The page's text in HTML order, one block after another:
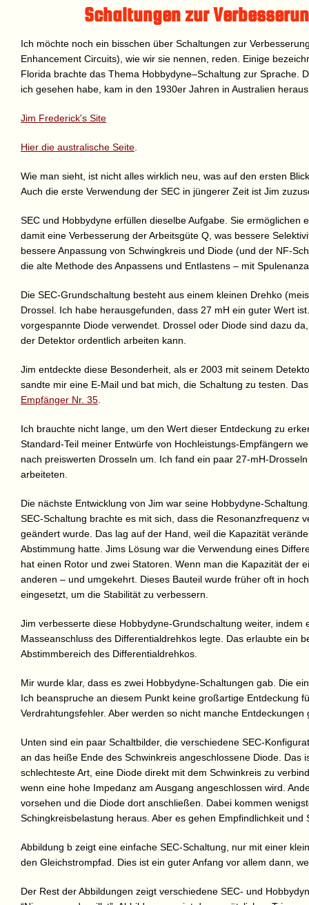
Schaltungen zur
Ich möchte noch ein bisschen über Schaltungen zur
Enhancement Circuits), wie wir sie nennen, reden. Einige
Florida brachte das Thema Hobbydyne–Schaltung zur Sprache.
ich gesehen habe, kam in den 1930er Jahren in Australien
Jim Frederick's Site
Hier die australische Seite
Wie man sieht, ist nicht alles wirklich neu, was auf den ersten
Auch die erste Verwendung der SEC in jüngerer Zeit ist Jim
SEC und Hobbydyne erfüllen dieselbe Aufgabe. Sie ermöglichen
damit eine Verbesserung der Arbeitsgüte Q, was bessere
bessere Anpassung von Schwingkreis und Diode (und der NF-
die alte Methode des Anpassens und Entlastens – mit
Die SEC-Grundschaltung besteht aus einem kleinen Drehko
Drossel. Ich habe herausgefunden, dass 27 mH ein guter Wert
vorgespannte Diode verwendet. Drossel oder Diode sind dazu
der Detektor ordentlich arbeiten kann.
Jim entdeckte diese Besonderheit, als er 2003 mit seinem
sandte mir eine E-Mail und bat mich, die Schaltung zu testen.
Empfänger Nr. 35
Ich brauchte nicht lange, um den Wert dieser Entdeckung zu
Standard-Teil meiner Entwürfe von Hochleistungs-Empfängern
nach preiswerten Drosseln um. Ich fand ein paar 27-mH-
arbeiteten.
Die nächste Entwicklung von Jim war seine Hobbydyne-
SEC-Schaltung brachte es mit sich, dass die Resonanzfrequenz
geändert wurde. Das lag auf der Hand, weil die Kapazität
Abstimmung hatte. Jims Lösung war die Verwendung eines
hat einen Rotor und zwei Statoren. Wenn man die Kapazität der
anderen – und umgekehrt. Dieses Bauteil wurde früher oft in
eingesetzt, um die Stabilität zu verbessern.
Jim verbesserte diese Hobbydyne-Grundschaltung weiter, indem
Masseanschluss des Differentialdrehkos legte. Das erlaubte ein
Abstimmbereich des Differentialdrehkos.
Mir wurde klar, dass es zwei Hobbydyne-Schaltungen gab. Die
Ich beanspruche an diesem Punkt keine großartige Entdeckung
Verdrahtungsfehler. Aber werden so nicht manche Entdeckungen
Unten sind ein paar Schaltbilder, die verschiedene SEC-
an das heiße Ende des Schwinkreis angeschlossene Diode. Das
schlechteste Art, eine Diode direkt mit dem Schwinkreis zu
wenn eine hohe Impedanz am Ausgang angeschlossen wird.
vorsehen und die Diode dort anschließen. Dabei kommen
Schingkreisbelastung heraus. Aber es gehen Empfindlichkeit und
Abbildung b zeigt eine einfache SEC-Schaltung, nur mit einer
den Gleichstrompfad. Dies ist ein guter Anfang vor allem dann,
Der Rest der Abbildungen zeigt verschiedene SEC- und